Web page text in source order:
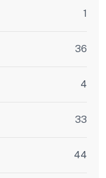
1
36
4
33
44